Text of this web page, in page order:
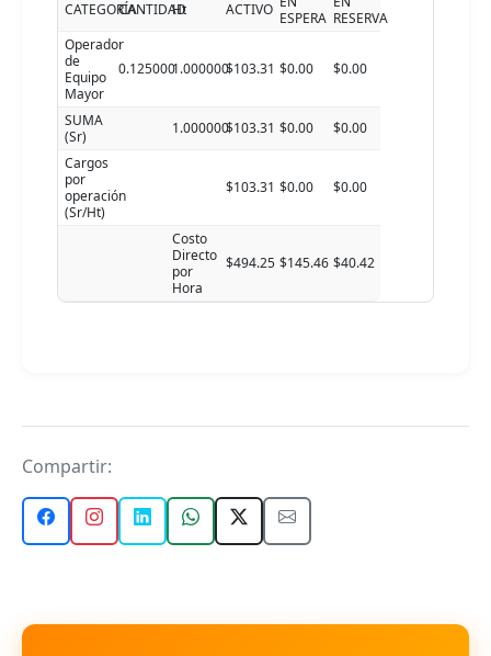
CATEGORÍACANTIDAD
Ht ACTIVO ESPERA RESERVA
Operador
de
Equipo
Mayor
0.1250001.000000$103.31 $0.00 $0.00
SUMA
(Sr)
1.000000$103.31 $0.00
$0.00
Cargos
por
operación
(Sr/Ht)
$103.31 $0.00 $0.00
Costo
Directo
por
Hora
$494.25 $145.46 $40.42
Compartir: